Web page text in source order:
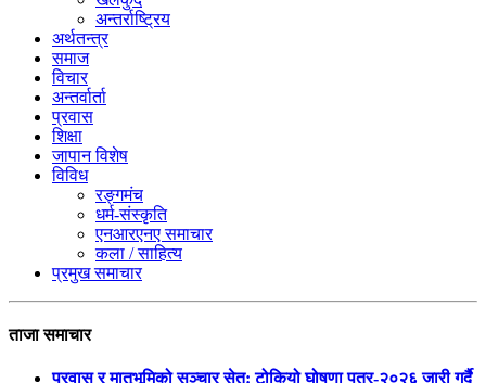
अन्तर्राष्ट्रिय
अर्थतन्त्र
समाज
विचार
अन्तर्वार्ता
प्रवास
शिक्षा
जापान विशेष
विविध
रङ्गमंच
धर्म-संस्कृति
एनआरएनए समाचार
कला / साहित्य
प्रमुख समाचार
ताजा समाचार
प्रवास र मातृभूमिको सञ्चार सेतु: टोकियो घोषणा पत्र-२०२६ जारी गर्दै